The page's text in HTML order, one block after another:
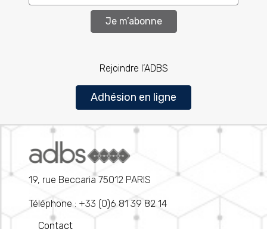
Je m’abonne
Rejoindre l’ADBS
Adhésion en ligne
19, rue Beccaria 75012 PARIS
Téléphone : +33 (0)6 81 39 82 14
Contact